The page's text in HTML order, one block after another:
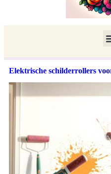
Elektrische schilderrollers